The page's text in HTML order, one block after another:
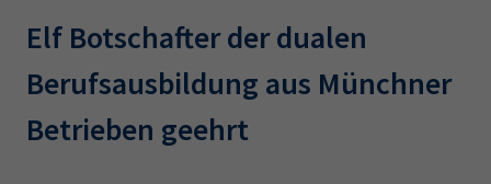
EN
IHK Akademie
Elf Botschafter der dualen
Berufsausbildung aus Münchner
Betrieben geehrt